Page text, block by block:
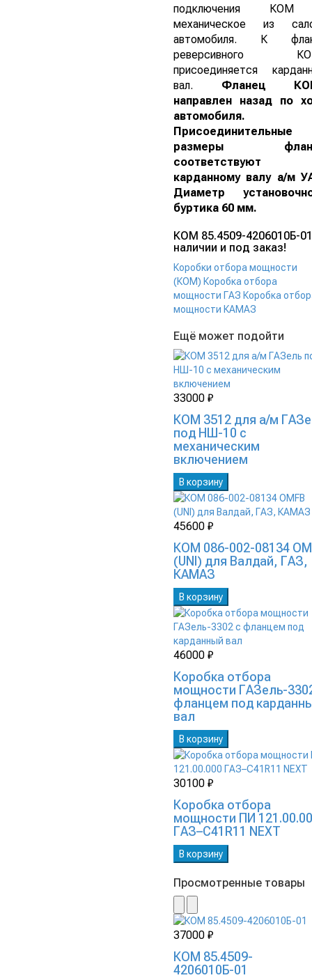
подключения
механическое из
автомобиля. К
реверсивного
присоединяется
вал. Фланец
направлен назад по
автомобиля.
Присоединительные
размеры
соответствуют
карданному валу а/м
Диаметр
буртика 60 мм.
КОМ 85.4509-4206010Б-
наличии и под заказ!
Коробки отбора мощности
(КОМ) Коробка отбора
мощности ГАЗ Коробка
мощности КАМАЗ
Ещё может подойти
33000 ₽
КОМ 3512 для а/м
под НШ-10 с
механическим
включением
В корзину
45600 ₽
КОМ 086-002-08134
(UNI) для Валдай, ГАЗ,
КАМАЗ
В корзину
46000 ₽
Коробка отбора
мощности ГАЗель-
фланцем под
вал
В корзину
30100 ₽
Коробка отбора
мощности ПИ
ГАЗ–C41R11 NEXT
В корзину
Просмотренные товары
37000 ₽
КОМ 85.4509-
4206010Б-01